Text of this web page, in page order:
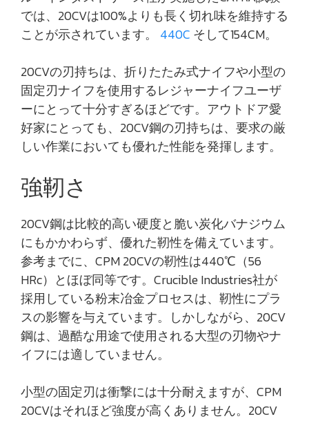
では、20CVは100%よりも長く切れ味を維持する
ことが示されています。 440C そして154CM。
20CVの刃持ちは、折りたたみ式ナイフや小型の
固定刃ナイフを使用するレジャーナイフユーザ
ーにとって十分すぎるほどです。アウトドア愛
好家にとっても、20CV鋼の刃持ちは、要求の厳
しい作業においても優れた性能を発揮します。
強靭さ
20CV鋼は比較的高い硬度と脆い炭化バナジウム
にもかかわらず、優れた靭性を備えています。
参考までに、CPM 20CVの靭性は440℃（56
HRc）とほぼ同等です。Crucible Industries社が
採用している粉末冶金プロセスは、靭性にプラ
スの影響を与えています。しかしながら、20CV
鋼は、過酷な用途で使用される大型の刃物やナ
イフには適していません。
小型の固定刃は衝撃には十分耐えますが、CPM
20CVはそれほど強度が高くありません。20CV